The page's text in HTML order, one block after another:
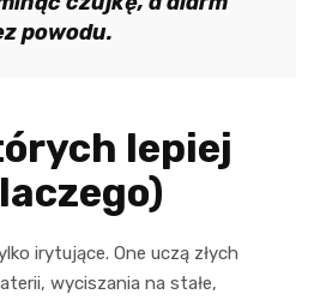
powodu.
lepiej
irytujące. One uczą złych
wyciszania na stałe,